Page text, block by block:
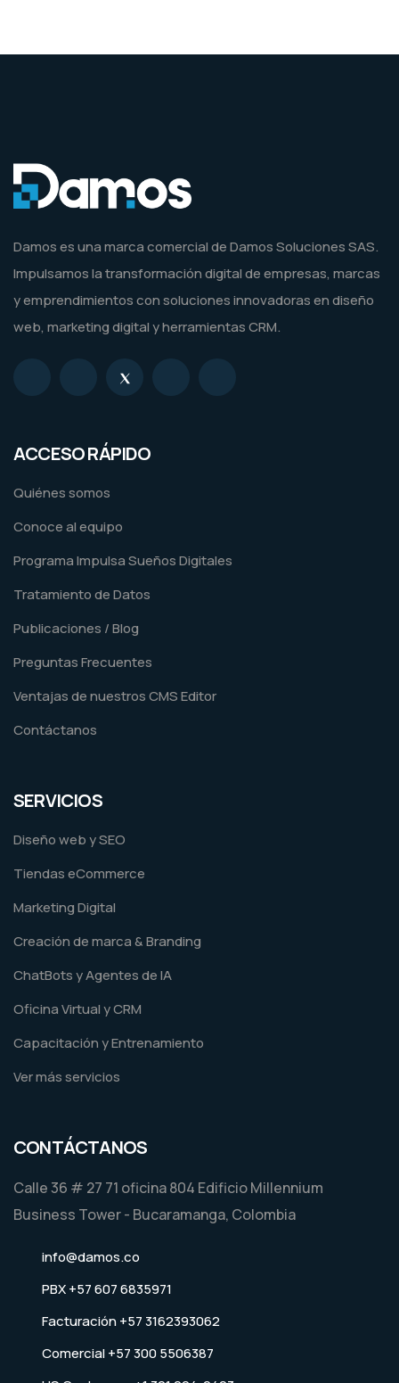
Damos es una marca comercial de Damos Soluciones SAS.
Impulsamos la transformación digital de empresas, marcas
y emprendimientos con soluciones innovadoras en diseño
web, marketing digital y herramientas CRM.
ACCESO RÁPIDO
Quiénes somos
Conoce al equipo
Programa Impulsa Sueños Digitales
Tratamiento de Datos
Publicaciones / Blog
Preguntas Frecuentes
Ventajas de nuestros CMS Editor
Contáctanos
SERVICIOS
Diseño web y SEO
Tiendas eCommerce
Marketing Digital
Creación de marca & Branding
ChatBots y Agentes de IA
Oficina Virtual y CRM
Capacitación y Entrenamiento
Ver más servicios
CONTÁCTANOS
Calle 36 # 27 71 oficina 804 Edificio Millennium
Business Tower - Bucaramanga, Colombia
info@damos.co
PBX +57 607 6835971
Facturación +57 3162393062
Comercial +57 300 5506387